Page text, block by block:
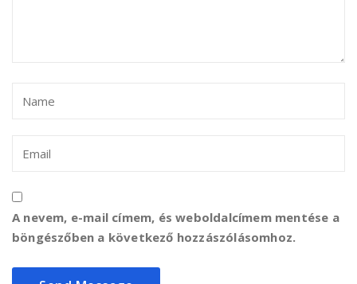
A nevem, e-mail címem, és weboldalcímem mentése a
böngészőben a következő hozzászólásomhoz.